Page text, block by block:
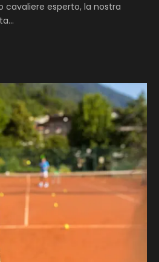
cavaliere esperto, la nostra